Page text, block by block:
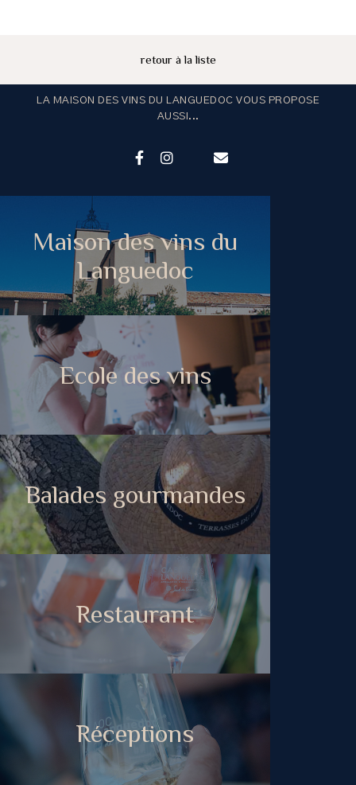
retour à la liste
LA MAISON DES VINS DU LANGUEDOC VOUS PROPOSE
AUSSI...
Maison des vins du
Languedoc
Ecole des vins
Balades gourmandes
Restaurant
Réceptions